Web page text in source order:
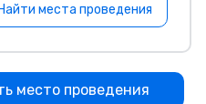
Найти места проведения
место проведения